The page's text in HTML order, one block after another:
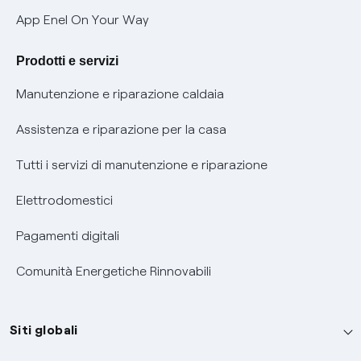
Verifica chi ti ha chiamato
Informativa RAEE
App Enel On Your Way
Prodotti e servizi
Manutenzione e riparazione caldaia
Assistenza e riparazione per la casa
Tutti i servizi di manutenzione e riparazione
Elettrodomestici
Pagamenti digitali
Comunità Energetiche Rinnovabili
Siti globali